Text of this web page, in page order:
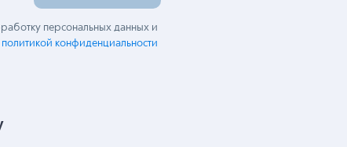
персональных данных и
политикой конфиденциальности